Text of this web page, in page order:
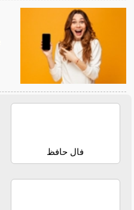
فال حافظ